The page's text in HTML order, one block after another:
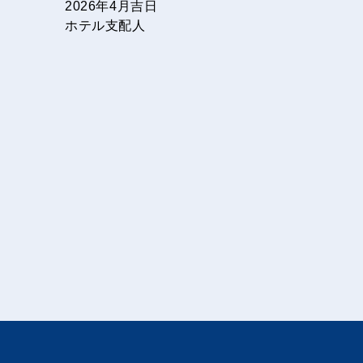
2026年4月吉日
ホテル支配人